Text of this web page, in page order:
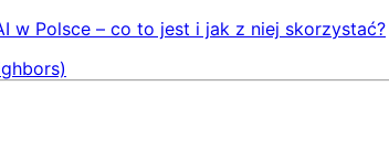
w Polsce – co to jest i jak z niej skorzystać?